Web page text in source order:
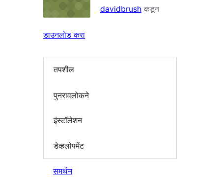
davidbrush कडून
डाउनलोड करा
तपशील
पुनरावलोकने
इंस्टॉलेशन
डेव्हलोपमेंट
समर्थन